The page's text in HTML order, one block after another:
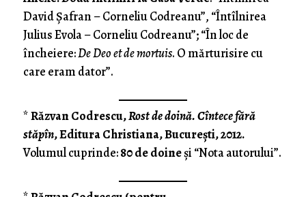
David Şafran – Corneliu Codreanu”, “Întîlnirea
Julius Evola – Corneliu Codreanu”; “În loc de
încheiere:De Deo et de mortuis. O mărturisire cu
care eram dator”.
*Răzvan Codrescu,Rost de doină. Cîntece fără
stăpîn, Editura Christiana, Bucureşti, 2012.
Volumul cuprinde:80 de doineşi “Nota autorului”.